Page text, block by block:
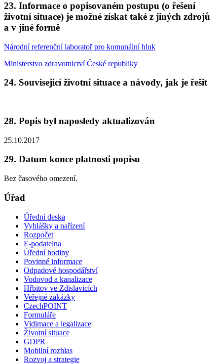
23. Informace o popisovaném postupu (o řešení
životní situace) je možné získat také z jiných zdrojů
a v jiné formě
Národní referenční laboratoř pro komunální hluk
Ministerstvo zdravotnictví České republiky
24. Související životní situace a návody, jak je řešit
28. Popis byl naposledy aktualizován
25.10.2017
29. Datum konce platnosti popisu
Bez časového omezení.
Úřad
Úřední deska
Vyhlášky a nařízení
Rozpočet
E-podatelna
Úřední hodiny
Povinné informace
Odpadové hospodářství
Vodovod a kanalizace
Hřbitov ve Zdislavicích
Veřejné zakázky
CzechPOINT
Formuláře
Vidimace a legalizace
Životní situace
GDPR
Mobilní rozhlas
Rozvoj a strategie